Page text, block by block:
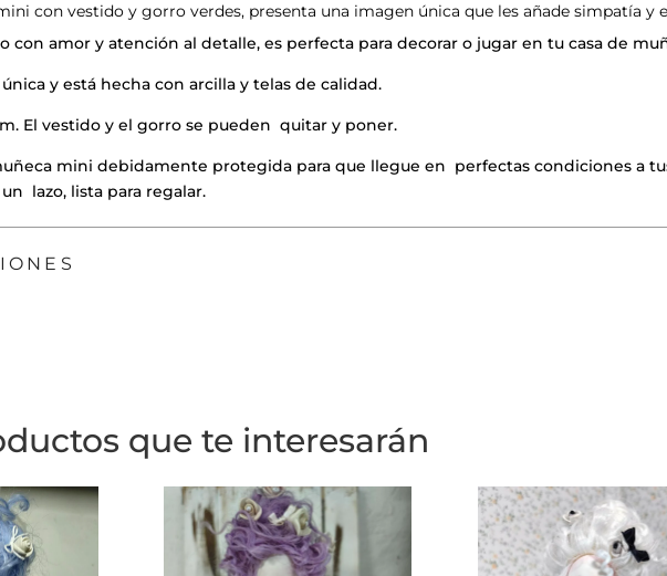
con vestido y gorro verdes, presenta una imagen única que les añade simpatía y
con amor y atención al detalle, es perfecta para decorar o jugar en tu casa de
única y está hecha con arcilla y telas de calidad.
El vestido y el gorro se pueden quitar y poner.
mini debidamente protegida para que llegue en perfectas condiciones a
lazo, lista para regalar.
que te interesarán